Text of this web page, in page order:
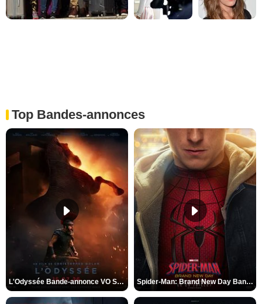
Top Bandes-annonces
L'Odyssée Bande-annonce VO STFR Spider-Man: Brand New Day Bande-annonce VO STFR